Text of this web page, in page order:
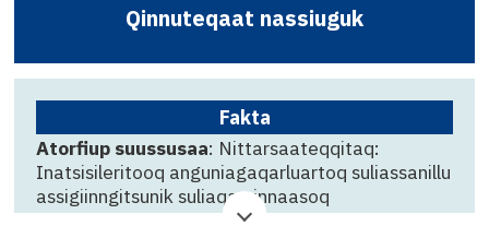
Qinnuteqaat nassiuguk
Fakta
Atorfiup suussusaa: Nittarsaateqqitaq:
Inatsisileritooq anguniagaqarluartoq suliassanillu
assigiinngitsunik suliaqarsinnaasoq
Pinngortitamut, Avatangiisinut, Nukissiuutinut